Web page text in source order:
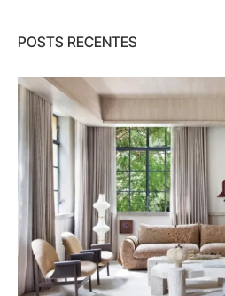
POSTS RECENTES